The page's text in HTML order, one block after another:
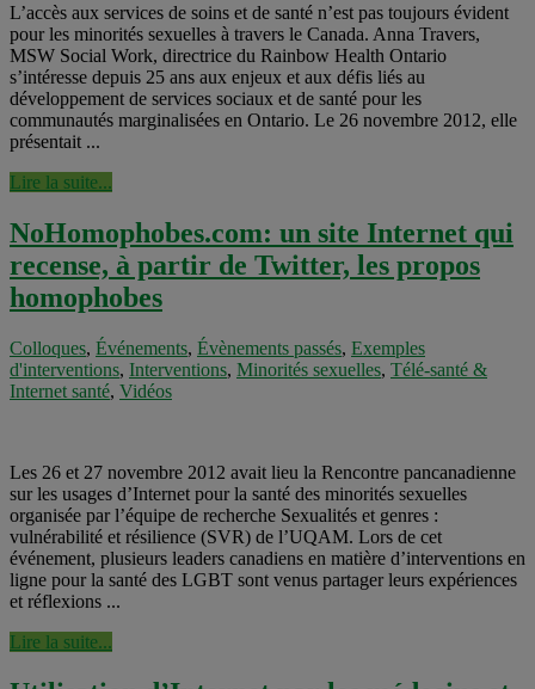
L’accès aux services de soins et de santé n’est pas toujours évident
pour les minorités sexuelles à travers le Canada. Anna Travers,
MSW Social Work, directrice du Rainbow Health Ontario
s’intéresse depuis 25 ans aux enjeux et aux défis liés au
développement de services sociaux et de santé pour les
communautés marginalisées en Ontario. Le 26 novembre 2012, elle
présentait ...
Lire la suite...
NoHomophobes.com: un site Internet qui
recense, à partir de Twitter, les propos
homophobes
Colloques, Événements, Évènements passés, Exemples
d'interventions, Interventions, Minorités sexuelles, Télé-santé &
Internet santé, Vidéos
Les 26 et 27 novembre 2012 avait lieu la Rencontre pancanadienne
sur les usages d’Internet pour la santé des minorités sexuelles
organisée par l’équipe de recherche Sexualités et genres :
vulnérabilité et résilience (SVR) de l’UQAM. Lors de cet
événement, plusieurs leaders canadiens en matière d’interventions en
ligne pour la santé des LGBT sont venus partager leurs expériences
et réflexions ...
Lire la suite...